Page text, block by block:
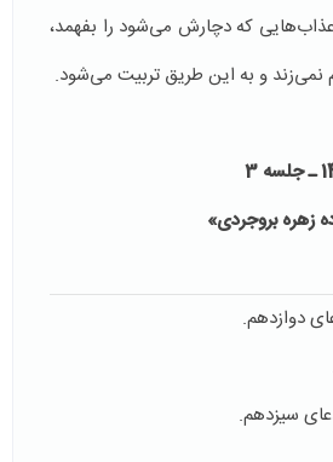
عذاب‌هایی که دچارش می‌شود را بفهمد،
نمی‌زند و به این طریق تربیت می‌شود.
زهره بروجردی»
دوازدهم.
سیزدهم.